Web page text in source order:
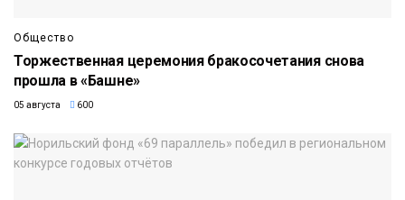
Общество
Торжественная церемония бракосочетания снова
прошла в «Башне»
05 августа 600